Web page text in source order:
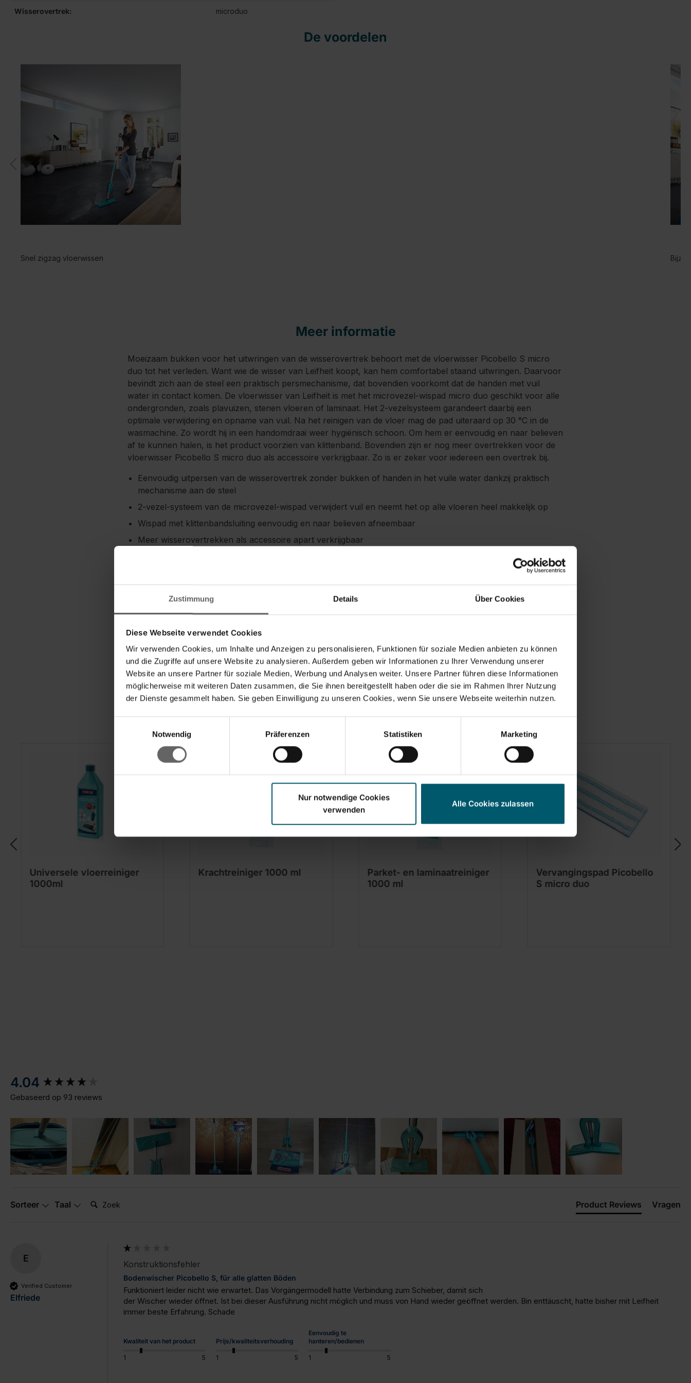
Zustimmung Details Über Cookies
Diese Webseite verwendet Cookies
Wir verwenden Cookies, um Inhalte und Anzeigen zu personalisieren, Funktionen für soziale Medien anbieten zu können
und die Zugriffe auf unsere Website zu analysieren. Außerdem geben wir Informationen zu Ihrer Verwendung unserer
Website an unsere Partner für soziale Medien, Werbung und Analysen weiter. Unsere Partner führen diese Informationen
möglicherweise mit weiteren Daten zusammen, die Sie ihnen bereitgestellt haben oder die sie im Rahmen Ihrer Nutzung
der Dienste gesammelt haben. Sie geben Einwilligung zu unseren Cookies, wenn Sie unsere Webseite weiterhin nutzen.
Notwendig
Präferenzen Statistiken Marketing
Nur notwendige Cookies
verwenden
Alle Cookies zulassen
Wisserovertrek: microduo
De voordelen
Snel zigzag vloerwissen
Meer informatie
Moeizaam bukken voor het uitwringen van de wisserovertrek behoort met de vloerwisser Picobello S micro
duo tot het verleden. Want wie de wisser van Leifheit koopt, kan hem comfortabel staand uitwringen. Daarvoor
bevindt zich aan de steel een praktisch persmechanisme, dat bovendien voorkomt dat de handen met vuil
water in contact komen. De vloerwisser van Leifheit is met het microvezel-wispad micro duo geschikt voor alle
ondergronden, zoals plavuizen, stenen vloeren of laminaat. Het 2-vezelsysteem garandeert daarbij een
optimale verwijdering en opname van vuil. Na het reinigen van de vloer mag de pad uiteraard op 30 °C in de
wasmachine. Zo wordt hij in een handomdraai weer hygiënisch schoon. Om hem er eenvoudig en naar believen
af te kunnen halen, is het product voorzien van klittenband. Bovendien zijn er nog meer overtrekken voor de
vloerwisser Picobello S micro duo als accessoire verkrijgbaar. Zo is er zeker voor iedereen een overtrek bij.
Eenvoudig uitpersen van de wisserovertrek zonder bukken of handen in het vuile water dankzij praktisch
mechanisme aan de steel
2-vezel-systeem van de microvezel-wispad verwijdert vuil en neemt het op alle vloeren heel makkelijk op
Wispad met klittenbandsluiting eenvoudig en naar believen afneembaar
Meer wisserovertrekken als accessoire apart verkrijgbaar
Sets & Accessoires
Universele vloerreiniger
1000ml
Krachtreiniger 1000 ml
Parket- en laminaatreiniger
1000 ml
Vervangingspad Picobello
S micro duo
4.04
Gebaseerd op 93 reviews
Sorteer Taal Zoek: Product Reviews Vragen
E
Verified Customer
Elfriede
Konstruktionsfehler
Bodenwischer Picobello S, für alle glatten Böden
Funktioniert leider nicht wie erwartet. Das Vorgängermodell hatte Verbindung zum Schieber, damit sich
der Wischer wieder öffnet. Ist bei dieser Ausführung nicht möglich und muss von Hand wieder geöffnet werden. Bin enttäuscht, hatte bisher mit Leifheit
immer beste Erfahrung. Schade
Kwaliteit van het product
1 5
Prijs/kwaliteitsverhouding
1 5
Eenvoudig te
hanteren/bedienen
1 5
New content loaded